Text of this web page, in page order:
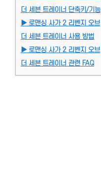
더 세븐 트레이너 단축키/기능
▶ 로맨싱 사가 2 리벤지 오브
더 세븐 트레이너 사용 방법
▶ 로맨싱 사가 2 리벤지 오브
더 세븐 트레이너 관련 FAQ